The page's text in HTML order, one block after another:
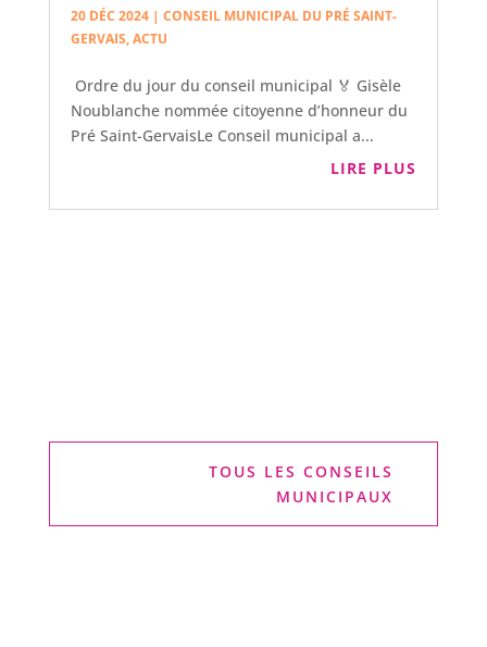
20 DÉC 2024| CONSEIL MUNICIPAL DU PRÉ SAINT-
GERVAIS,ACTU
Ordre du jour du conseil municipal 🏅 Gisèle
Noublanche nommée citoyenne d’honneur du
Pré Saint-GervaisLe Conseil municipal a...
LIRE PLUS
TOUS LES CONSEILS
MUNICIPAUX